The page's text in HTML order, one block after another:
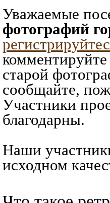
Уважаемые
фотографий
старой
сообщайте,
Участники
благодарны.
Наши
исходном